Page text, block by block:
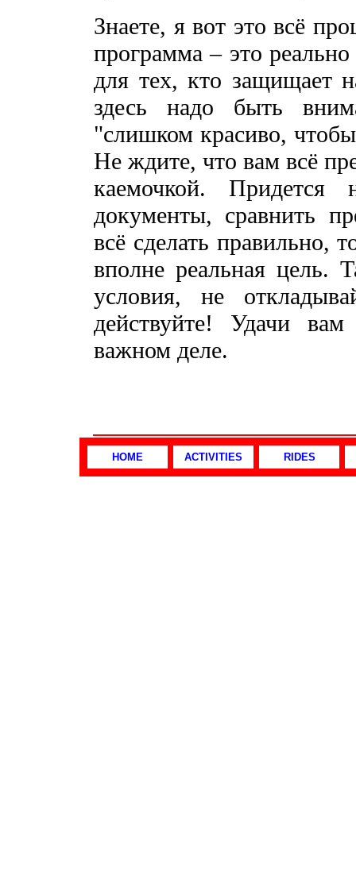
Знаете, я вот это всё
программа – это
для тех, кто защищает
здесь надо быть
"слишком красиво,
Не ждите, что вам всё
каемочкой. Придется
документы, сравнить
всё сделать правильно,
вполне реальная цель.
условия, не
действуйте! Удачи
важном деле.
HOME ACTIVITIES RIDES